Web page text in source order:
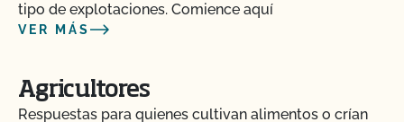
tipo de explotaciones. Comience aquí
VER MÁS
Agricultores
Respuestas para quienes cultivan alimentos o crían
¿Qué ocurre si estoy certificado por otra agencia
¿Qué es un número de lote?